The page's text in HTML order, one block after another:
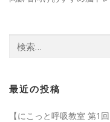
索:
最近の投稿
【にこっと呼吸教室 第1